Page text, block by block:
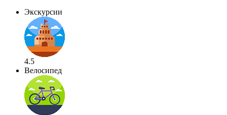
Экскурсии
4.5
Велосипед